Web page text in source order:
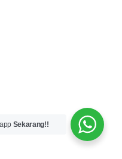
Sekarang!!